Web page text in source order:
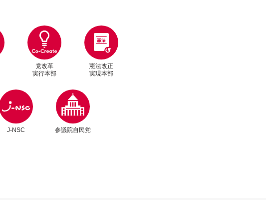
党改革
実行本部
憲法改正
実現本部
J-NSC 参議院自民党
別ウィンドウリンク